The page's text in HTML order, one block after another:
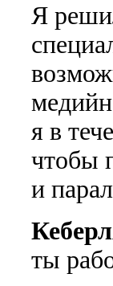
Я
я в
чтобы
и
ты